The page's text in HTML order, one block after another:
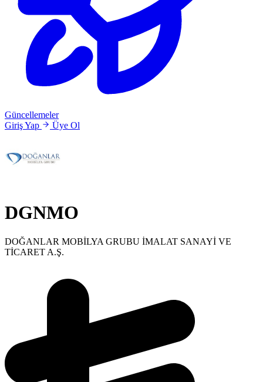
Güncellemeler
Giriş Yap
Üye Ol
DGNMO
DOĞANLAR MOBİLYA GRUBU İMALAT SANAYİ VE
TİCARET A.Ş.